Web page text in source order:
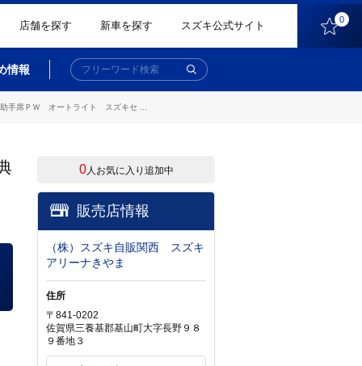
店舗を探す 新車を探す スズキ公式サイト 0
情報
手席ＰＷ オートライト スズキセ ...
0人お気に入り追加中
販売店情報
（株）スズキ自販関西 スズキ
アリーナきやま
住所
〒841-0202
佐賀県三養基郡基山町大字長野９８
９番地３